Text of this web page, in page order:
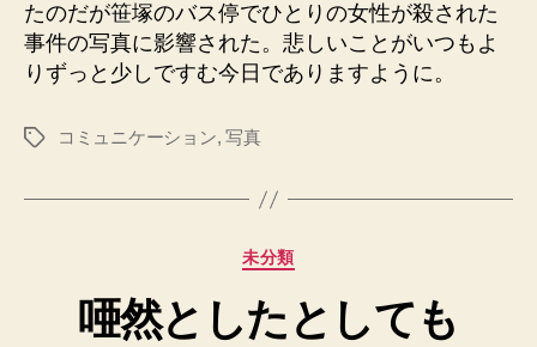
たのだが笹塚のバス停でひとりの女性が殺された
事件の写真に影響された。悲しいことがいつもよ
りずっと少しですむ今日でありますように。
タ
コミュニケーション,写真
カ
ゴ
リ
未分類
唖然としたとしても